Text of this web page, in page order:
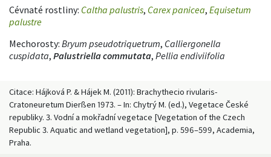
Cévnaté rostliny: Caltha palustris, Carex panicea, Equisetum
palustre
Mechorosty: Bryum pseudotriquetrum, Calliergonella
cuspidata, Palustriella commutata, Pellia endiviifolia
Citace: Hájková P. & Hájek M. (2011): Brachythecio rivularis-
Cratoneuretum Dierßen 1973. – In: Chytrý M. (ed.), Vegetace České
republiky. 3. Vodní a mokřadní vegetace [Vegetation of the Czech
Republic 3. Aquatic and wetland vegetation], p. 596–599, Academia,
Praha.